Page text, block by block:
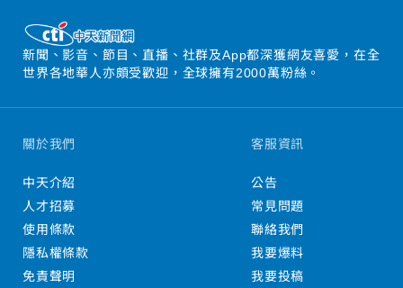
新聞、影音、節目、直播、社群及App都深獲網友喜愛，在全
世界各地華人亦頗受歡迎，全球擁有2000萬粉絲。
關於我們
中天介紹
人才招募
使用條款
隱私權條款
免責聲明
客服資訊
公告
常見問題
聯絡我們
我要爆料
我要投稿